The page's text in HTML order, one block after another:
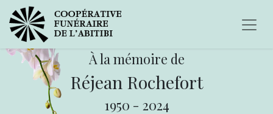
À la mémoire de
Réjean Rochefort
1950 - 2024